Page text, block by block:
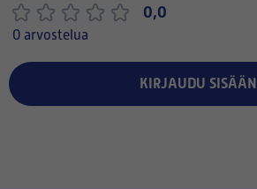
0,0
0 arvostelua
KIRJAUDU SISÄÄN